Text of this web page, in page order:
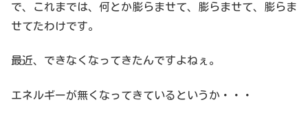
で、これまでは、何とか膨らませて、膨らませて、膨らま
せてたわけです。
最近、できなくなってきたんですよねぇ。
エネルギーが無くなってきているというか・・・